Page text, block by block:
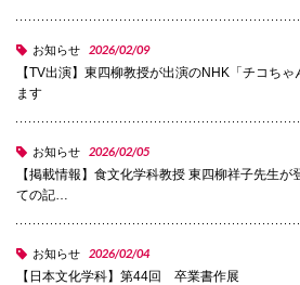
国際交流
産学連携
お知らせ 2026/02/09
【TV出演】東四柳教授が出演のNHK「チコち
ます
お知らせ 2026/02/05
【掲載情報】食文化学科教授 東四柳祥子先生
ての記…
お知らせ 2026/02/04
【日本文化学科】第44回 卒業書作展